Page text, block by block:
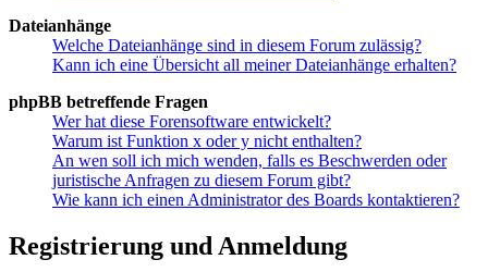
Dateianhänge
Welche Dateianhänge sind in diesem Forum zulässig?
Kann ich eine Übersicht all meiner Dateianhänge erhalten?
phpBB betreffende Fragen
Wer hat diese Forensoftware entwickelt?
Warum ist Funktion x oder y nicht enthalten?
An wen soll ich mich wenden, falls es Beschwerden oder
juristische Anfragen zu diesem Forum gibt?
Wie kann ich einen Administrator des Boards kontaktieren?
Registrierung und Anmeldung